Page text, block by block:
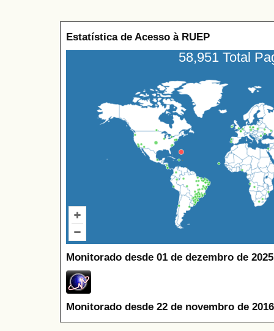
Estatística de Acesso à RUEP
58,951 Total
Monitorado desde 01 de dezembro de
Monitorado desde 22 de novembro de